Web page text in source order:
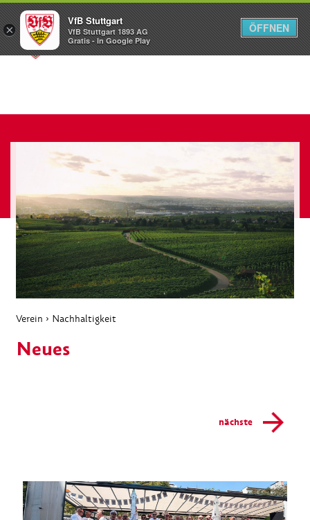
Menü
Verein › Nachhaltigkeit
Neues
nächste
×
VfB Stuttgart
VfB Stuttgart 1893 AG
Gratis - In Google Play
ÖFFNEN